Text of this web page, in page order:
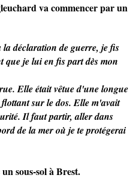
va commencer par un
déclaration de guerre, je fis
que je lui en fis part dès mon
Elle était vêtue d'une longue
sur le dos. Elle m'avait
Il faut partir, aller dans
de la mer où je te protégerai
sous-sol à Brest.